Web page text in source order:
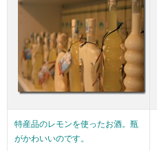
特産品のレモンを使ったお酒。瓶
がかわいいのです。